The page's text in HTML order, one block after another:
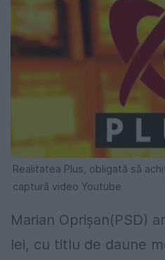
Realitatea Plus, obligată să
captură video Youtube
Marian Oprișan(PSD)
lei, cu titlu de daune